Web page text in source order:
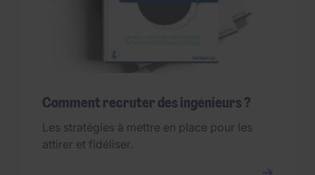
Comment recruter des ingénieurs ?
Les stratégies à mettre en place pour les
attirer et fidéliser.